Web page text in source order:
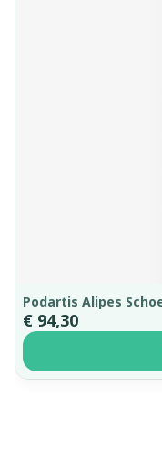
Podartis Alipes
€ 94,30